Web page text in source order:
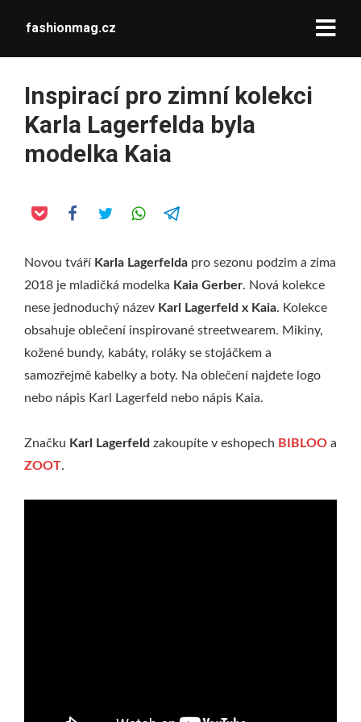
fashionmag.cz
Inspirací pro zimní kolekci
Karla Lagerfelda byla
modelka Kaia
Novou tváří Karla Lagerfelda pro sezonu podzim a zima
2018 je mladičká modelka Kaia Gerber. Nová kolekce
nese jednoduchý název Karl Lagerfeld x Kaia. Kolekce
obsahuje oblečení inspirované streetwearem. Mikiny,
kožené bundy, kabáty, roláky se stojáčkem a
samozřejmě kabelky a boty. Na oblečení najdete logo
nebo nápis Karl Lagerfeld nebo nápis Kaia.
Značku Karl Lagerfeld zakoupíte v eshopech BIBLOO a
ZOOT.